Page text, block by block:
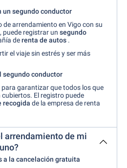
segundo conductor
de arrendamiento en Vigo con su
puede registrar un segundo
derenta de autos .
el viaje sin estrés y ser más
segundo conductor
garantizar que todos los que
cubiertos. El registro puede
recogida de la empresa de renta
arrendamiento de mi
a la cancelación gratuita